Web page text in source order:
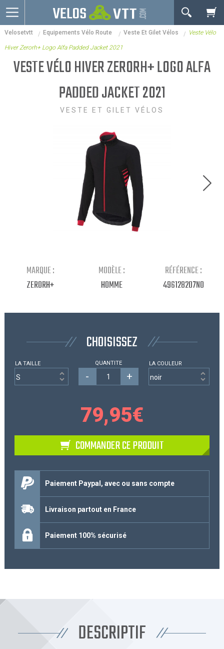
OK
Connexion / inscription
VTT
Vélos electriques
Vélos urbains & Fitness
Votre Panier Est Désert
Votre panier est là pour vous servir. Donnez-lui un
but ! C'est un lieu temporaire où est stockée une
liste de vos produits et où se reflète le prix le plus
récent...
Velosetvtt Equipements Vélo Route Veste Et Gilet Vélos Veste Vélo
Hiver Zerorh+ Logo Alfa Padded Jacket 2021
VESTE VÉLO HIVER ZERORH+ LOGO ALFA
PADDED JACKET 2021
VESTE ET GILET VÉLOS
MARQUE :
ZERORH+
MODÈLE :
HOMME
RÉFÉRENCE :
496128207NO
CHOISISSEZ
LA TAILLE QUANTITE
- +
LA COULEUR
79,95€
COMMANDER CE PRODUIT
Paiement Paypal, avec ou sans compte
Livraison partout en France
Paiement 100% sécurisé
DESCRIPTIF